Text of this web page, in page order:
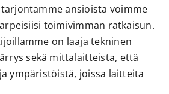
ansioista voimme
toimivimman ratkaisun.
on laaja tekninen
sekä mittalaitteista, että
ympäristöistä, joissa laitteita